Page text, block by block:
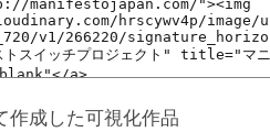
作成した可視化作品